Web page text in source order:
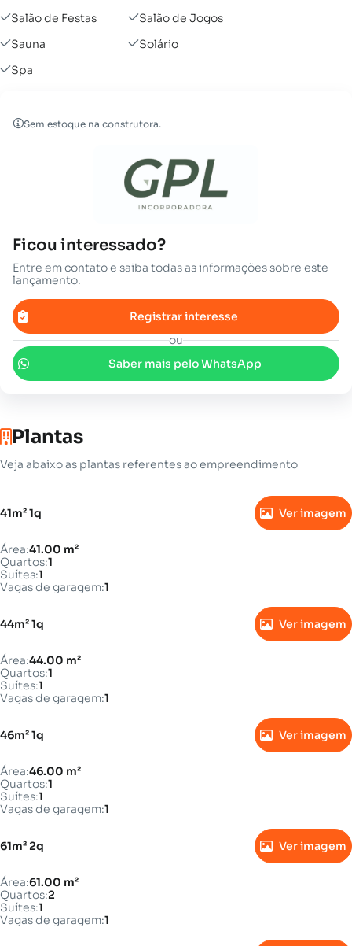
Salão de Festas
Salão de Jogos
Sauna
Solário
Spa
Sem estoque na construtora.
Ficou interessado?
Entre em contato e saiba todas as informações sobre este
lançamento.
Registrar interesse
ou
Saber mais pelo WhatsApp
Plantas
Veja abaixo as plantas referentes ao empreendimento
41m² 1q Ver imagem
Área:41.00 m²
Quartos:1
Suítes:1
Vagas de garagem:1
44m² 1q Ver imagem
Área:44.00 m²
Quartos:1
Suítes:1
Vagas de garagem:1
46m² 1q Ver imagem
Área:46.00 m²
Quartos:1
Suítes:1
Vagas de garagem:1
61m² 2q Ver imagem
Área:61.00 m²
Quartos:2
Suítes:1
Vagas de garagem:1